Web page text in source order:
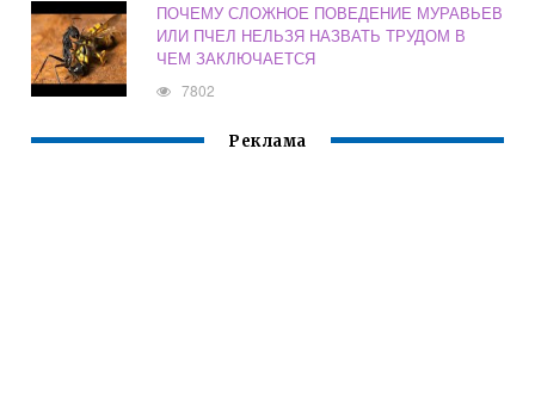
ПОЧЕМУ СЛОЖНОЕ ПОВЕДЕНИЕ МУРАВЬЕВ
ИЛИ ПЧЕЛ НЕЛЬЗЯ НАЗВАТЬ ТРУДОМ В
ЧЕМ ЗАКЛЮЧАЕТСЯ
7802
Реклама